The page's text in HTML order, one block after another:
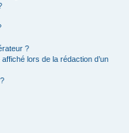
?
lors de la rédaction d’un